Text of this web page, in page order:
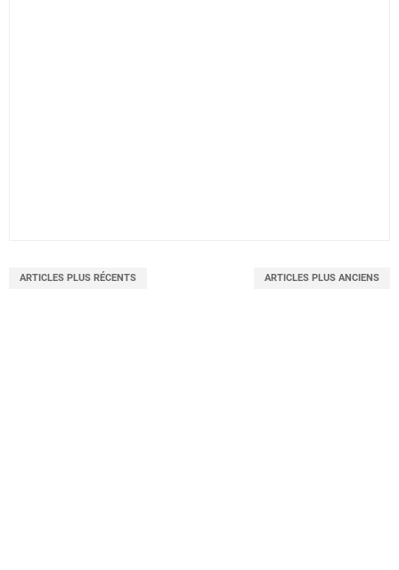
ARTICLES PLUS RÉCENTS ARTICLES PLUS ANCIENS